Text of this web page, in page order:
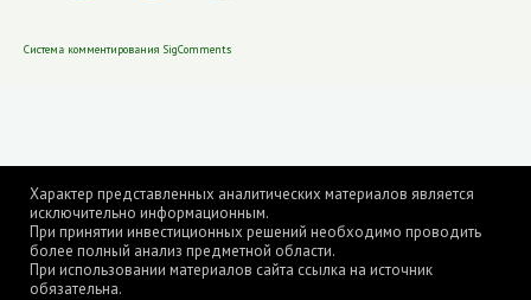
Система комментирования SigComments
Характер представленных аналитических материалов является
исключительно информационным.
При принятии инвестиционных решений необходимо проводить
более полный анализ предметной области.
При использовании материалов сайта ссылка на источник
обязательна.